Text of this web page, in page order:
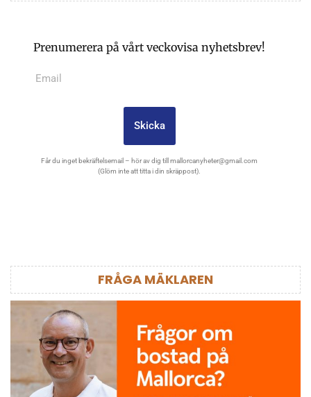
Prenumerera på vårt veckovisa nyhetsbrev!
Skicka
Får du inget bekräftelsemail – hör av dig till mallorcanyheter@gmail.com
(Glöm inte att titta i din skräppost).
FRÅGA MÄKLAREN